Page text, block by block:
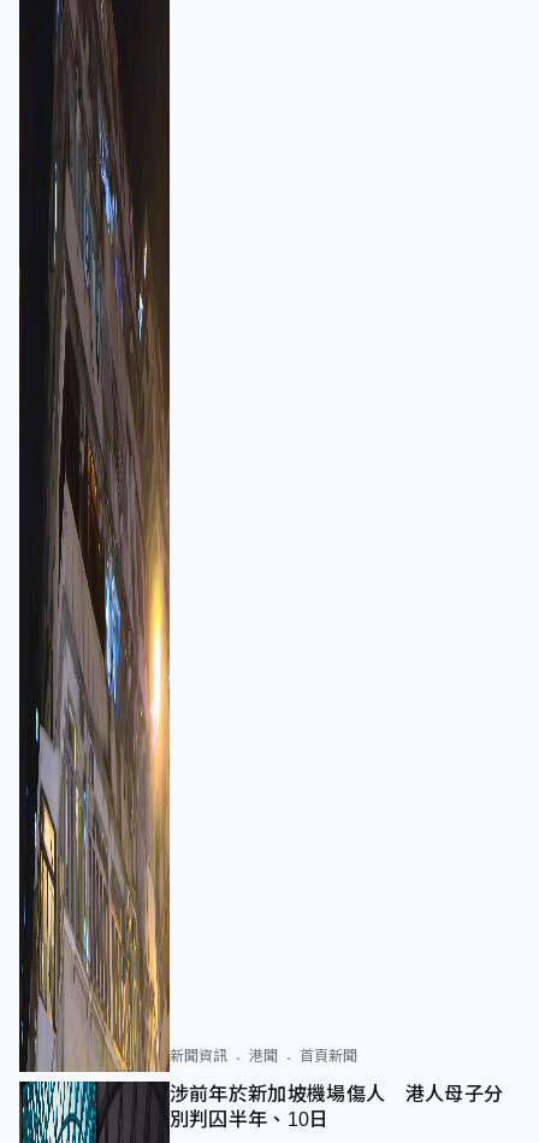
新聞資訊 港聞 首頁新聞
涉前年於新加坡機場傷人 港人母子分
別判囚半年、10日